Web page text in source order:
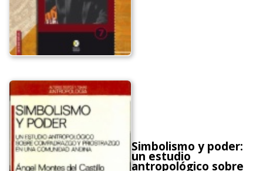
Simbolismo y poder:
un estudio
antropológico sobre